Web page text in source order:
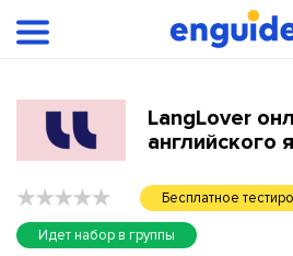
LangLover
английского
Бесплатное
Идет набор в группы